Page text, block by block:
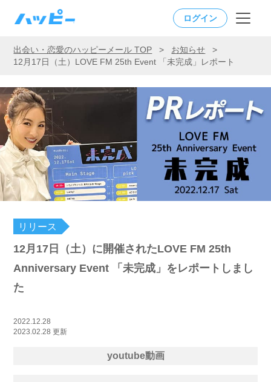
ログイン
出会い・恋愛のハッピーメール TOP > お知らせ
>
12月17日（土）LOVE FM 25th Event 「未完成」レポート
リリース
12月17日（土）に開催されたLOVE FM 25th
Anniversary Event 「未完成」をレポートしまし
た
2022.12.28
2023.02.28 更新
youtube動画